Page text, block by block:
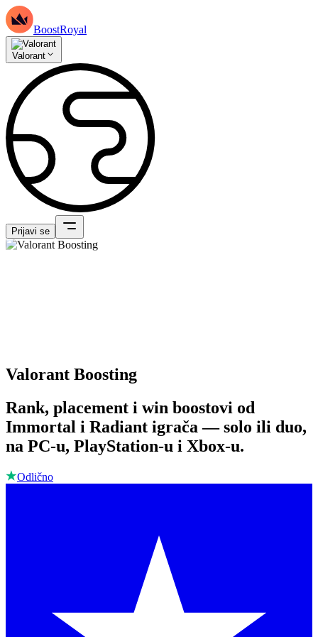
BoostRoyal
Valorant
Prijavi se
Valorant Boosting
Rank, placement i win boostovi od
Immortal i Radiant igrača — solo ili duo,
na PC-u, PlayStation-u i Xbox-u.
Odlično